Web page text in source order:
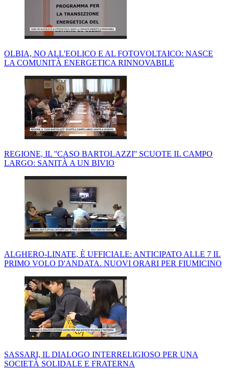
OLBIA, NO ALL'EOLICO E AL FOTOVOLTAICO: NASCE
LA COMUNITÀ ENERGETICA RINNOVABILE
REGIONE, IL ''CASO BARTOLAZZI'' SCUOTE IL CAMPO
LARGO: SANITÀ A UN BIVIO
ALGHERO-LINATE, È UFFICIALE: ANTICIPATO ALLE 7 IL
PRIMO VOLO D'ANDATA. NUOVI ORARI PER FIUMICINO
SASSARI, IL DIALOGO INTERRELIGIOSO PER UNA
SOCIETÀ SOLIDALE E FRATERNA